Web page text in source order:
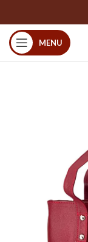
MENU